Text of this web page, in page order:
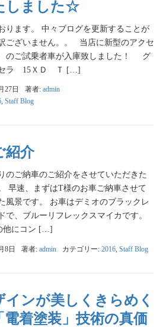
しました☆
ります。 中々ブログを更新することが
ございません。。 当店に新型のアクセ
のご試乗者車が入庫致しました！ グ
セラ 15ＸＤ Ｔ […]
27日 著者: admin
, Staff Blog
紹介
のご納車のご紹介をさせていただきた
早速、まずはT様のお車ご納車させて
風景です。 お車はデミオのブラックレ
で、ブルーリフレックスマイカです。
他にコン […]
8日 著者: admin カテゴリー: 2016 Staff Blog
インが美しくきらめく
電着塗装」技術の真価